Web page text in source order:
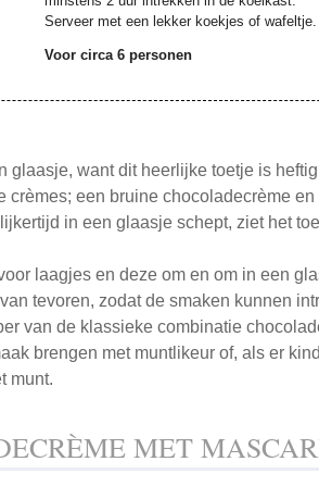
Serveer met een lekker koekjes of wafeltje.
Voor circa 6 personen
glaasje, want dit heerlijke toetje is
crèmes; een bruine chocoladecrème
in een glaasje schept, ziet het
laagjes en deze om en om in een
tevoren, zodat de smaken kunnen
van de klassieke combinatie
brengen met muntlikeur of, als er
munt.
MET